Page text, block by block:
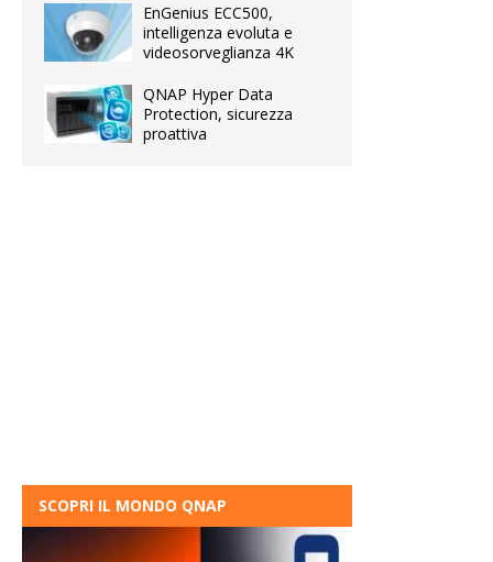
EnGenius ECC500,
intelligenza evoluta e
videosorveglianza 4K
QNAP Hyper Data
Protection, sicurezza
proattiva
SCOPRI IL MONDO QNAP